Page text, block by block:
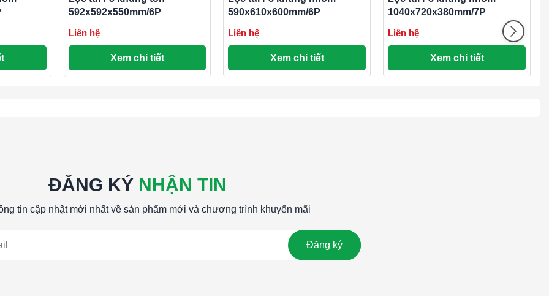
592x592x550mm/6P
Liên hệ
Xem chi tiết
590x610x600mm/6P
Liên hệ
Xem chi tiết
1040x720x380mm/7P
Liên hệ
Xem chi tiết
ĐĂNG KÝ NHẬN TIN
tin cập nhật mới nhất về sản phẩm mới và chương trình khuyến mãi
Đăng ký